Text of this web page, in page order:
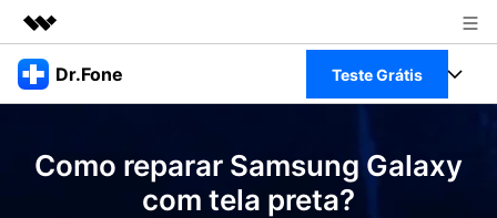
Produtos em destaque
Visão geral
Sobre nós
Dr.Fone Teste Grátis
Veja Toolkit Completo >
Como reparar Samsung Galaxy
com tela preta?